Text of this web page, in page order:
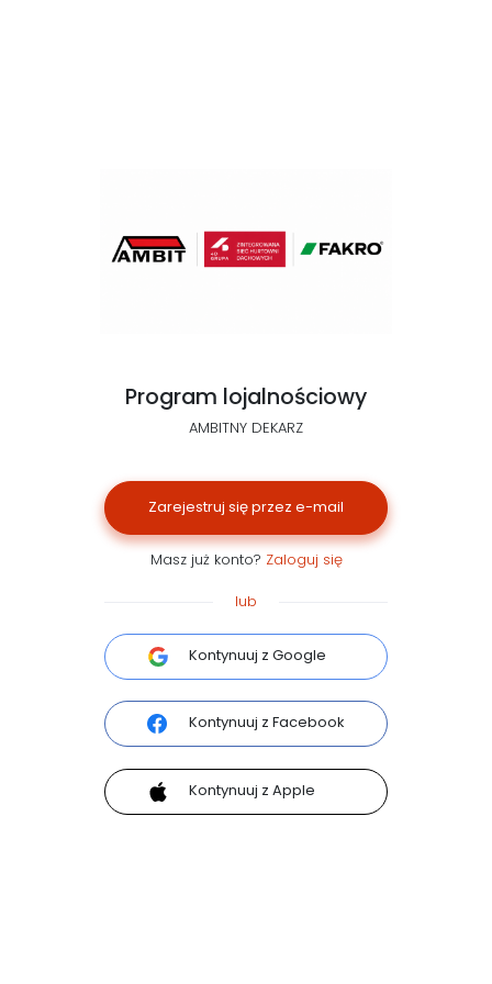
Program lojalnościowy
AMBITNY DEKARZ
Zarejestruj się przez e-mail
Masz już konto? Zaloguj się
lub
Kontynuuj z Google
Kontynuuj z Facebook
Kontynuuj z Apple